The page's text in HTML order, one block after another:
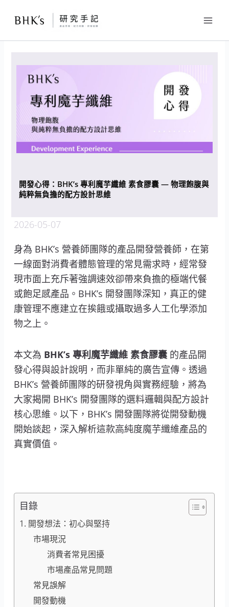
要
開發心得：BHK’s 專利魔芋纖維 素食膠囊 — 物理飽腹與
純粹無負擔的配方設計思維
2026-05-07
身為 BHK’s 營養師團隊的產品開發營養師，在第
一線面對消費者體態管理的常見需求時，經常發
現市面上充斥著強調速效卻帶來負擔的極端代餐
或飽足感產品。BHK’s 開發團隊深知，真正的健
康管理不應建立在挨餓或攝取過多人工化學添加
物之上。
本文為 BHK’s 專利魔芋纖維 素食膠囊 的產品開
發心得與設計說明，而非單純的廣告宣傳。透過
BHK’s 營養師團隊的研發視角與實務經驗，將為
大家揭開 BHK’s 開發團隊的選料邏輯與配方設計
核心思維。以下，BHK’s 開發團隊將從開發動機
開始談起，深入解析這款高純度魔芋纖維產品的
真實價值。
目錄
1. 開發想法：初心與堅持
市場現況
消費者常見困擾
市場產品常見問題
常見誤解
開發動機